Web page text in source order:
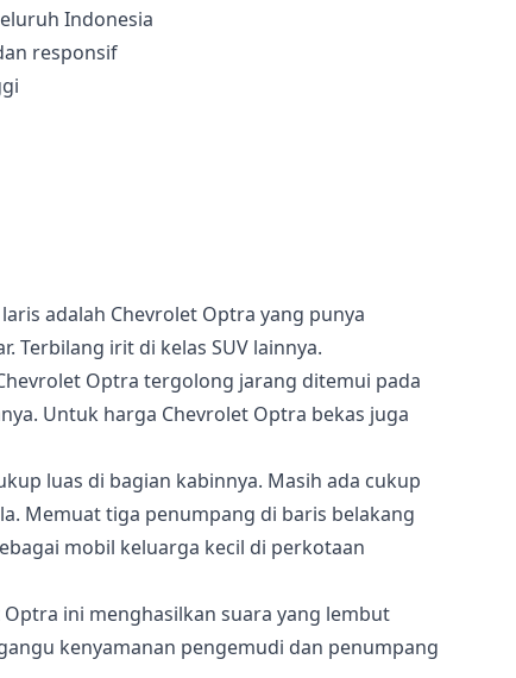
Indonesia
responsif
adalah Chevrolet Optra yang punya
Terbilang irit di kelas SUV lainnya.
Optra tergolong jarang ditemui pada
Untuk harga Chevrolet Optra bekas juga
luas di bagian kabinnya. Masih ada cukup
Memuat tiga penumpang di baris belakang
mobil keluarga kecil di perkotaan
ini menghasilkan suara yang lembut
kenyamanan pengemudi dan penumpang